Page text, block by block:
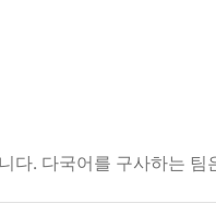
. 다국어를 구사하는 팀